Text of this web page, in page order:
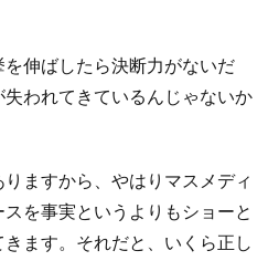
伸ばしたら決断力がないだ
われてきているんじゃないか
ますから、やはりマスメディ
を事実というよりもショーと
ます。それだと、いくら正し